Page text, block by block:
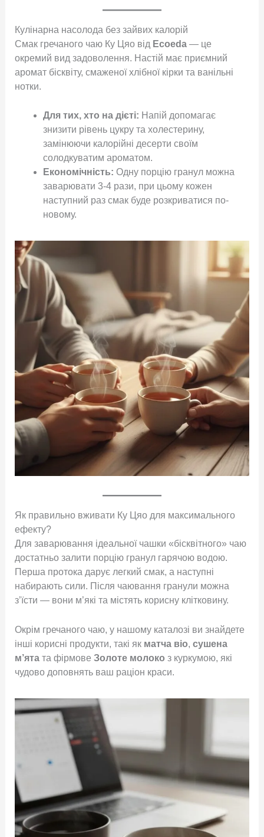
Кулінарна насолода без зайвих калорій
Смак гречаного чаю Ку Цяо від Ecoeda— це
окремий вид задоволення. Настій має приємний
аромат бісквіту, смаженої хлібної кірки та ванільні
нотки.
Для тих, хто на дієті: Напій допомагає
знизити рівень цукру та холестерину,
замінюючи калорійні десерти своїм
солодкуватим ароматом.
Економічність: Одну порцію гранул можна
заварювати 3-4 рази, при цьому кожен
наступний раз смак буде розкриватися по-
новому.
Як правильно вживати Ку Цяо для максимального
ефекту?
Для заварювання ідеальної чашки «бісквітного» чаю
достатньо залити порцію гранул гарячою водою.
Перша протока дарує легкий смак, а наступні
набирають сили. Після чаювання гранули можна
з’їсти — вони м’які та містять корисну клітковину.
Окрім гречаного чаю, у нашому каталозі ви знайдете
інші корисні продукти, такі як матча віо, сушена
м’ятата фірмове Золоте молоко з куркумою, які
чудово доповнять ваш раціон краси.